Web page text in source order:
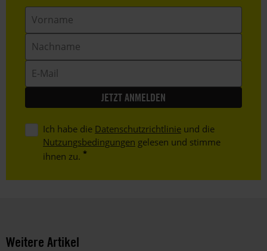
Mail
Ich habe die Datenschutzrichtlinie und die
Nutzungsbedingungen gelesen und stimme
ihnen zu.
Weitere Artikel